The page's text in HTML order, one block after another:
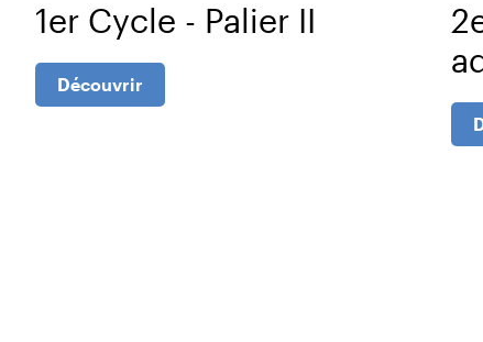
1er Cycle - Palier II
Découvrir